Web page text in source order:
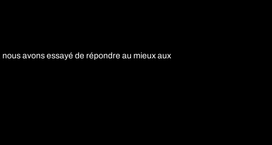
avons essayé de répondre au mieux aux